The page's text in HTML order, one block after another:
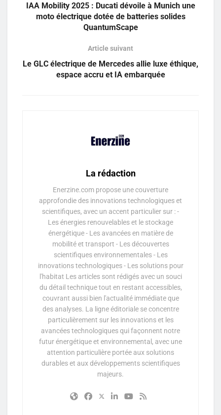
IAA Mobility 2025 : Ducati dévoile à Munich une
moto électrique dotée de batteries solides
QuantumScape
Article suivant
Le GLC électrique de Mercedes allie luxe éthique,
espace accru et IA embarquée
La rédaction
Enerzine.com propose une couverture
approfondie des innovations technologiques et
scientifiques, avec un accent particulier sur : -
Les énergies renouvelables et le stockage
énergétique - Les avancées en matière de
mobilité et transport - Les découvertes
scientifiques environnementales - Les
innovations technologiques - Les solutions pour
l'habitat Les articles sont rédigés avec un souci
du détail technique tout en restant accessibles,
couvrant aussi bien l'actualité immédiate que
des analyses. La ligne éditoriale se concentre
particulièrement sur les innovations et les
avancées technologiques qui façonnent notre
futur énergétique et environnemental, avec une
attention particulière portée aux solutions
durables et aux développements scientifiques
majeurs.